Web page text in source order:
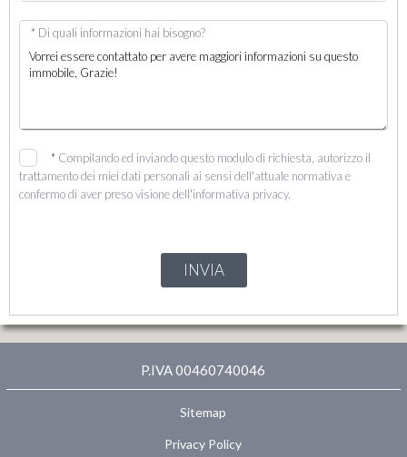
* Di quali informazioni hai bisogno?
* Compilando ed inviando questo modulo di richiesta, autorizzo il
trattamento dei miei dati personali ai sensi dell'attuale normativa e
confermo di aver preso visione dell'informativa privacy.
INVIA
P.IVA 00460740046
Sitemap
Privacy Policy